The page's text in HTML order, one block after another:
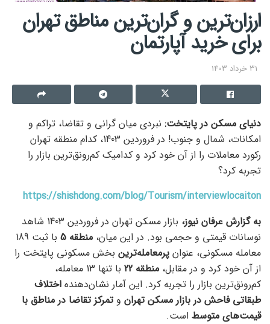
ارزان‌ترین و گران‌ترین مناطق تهران
برای خرید آپارتمان
31 خرداد 1403
دنیای مسکن در پایتخت: نبردی میان گرانی و تقاضا، تراکم و
امکانات، شمال و جنوب! در فروردین 1403، کدام منطقه تهران
رکورد معاملات را از آن خود کرد و کدامیک کم‌رونق‌ترین بازار را
تجربه کرد؟
https://shishdong.com/blog/Tourism/interviewlocaiton
به گزارش عرفان نیوز،
بازار مسکن تهران در فروردین 1403 شاهد
نوسانات قیمتی و حجمی بود. در این میان، منطقه 5
با ثبت 189
معامله مسکونی، عنوان پرمعامله‌ترین بخش مسکونی پایتخت را
از آن خود کرد و در مقابل، منطقه 22
با تنها 13 معامله،
کم‌رونق‌ترین بازار را تجربه کرد. این آمار نشان‌دهنده اختلاف
طبقاتی فاحش در بازار مسکن تهران وتمرکز تقاضا در مناطق با
قیمت‌های متوسط است.